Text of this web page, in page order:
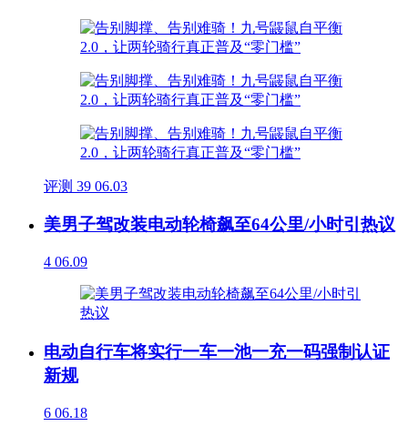
评测 39 06.03
美男子驾改装电动轮椅飙至64公里/小时引热议
4 06.09
电动自行车将实行一车一池一充一码强制认证
新规
6 06.18